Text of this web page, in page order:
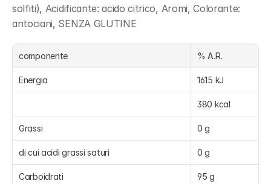
solfiti), Acidificante: acido citrico, Aromi, Colorante:
antociani, SENZA GLUTINE
componente % A.R.
Energia 1615 kJ
380 kcal
Grassi 0 g
di cui acidi grassi saturi 0 g
Carboidrati 95 g